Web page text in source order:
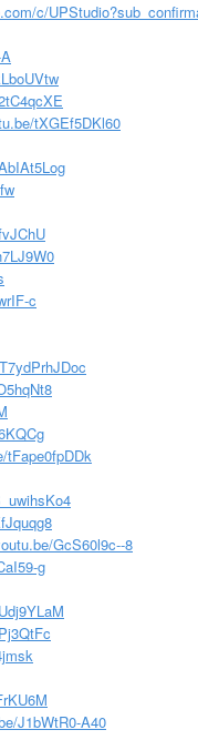
c/
tXGEf5DKl60
c
tFape0fpDDk
GcS60l9c--8
g
J1bWtR0-A40